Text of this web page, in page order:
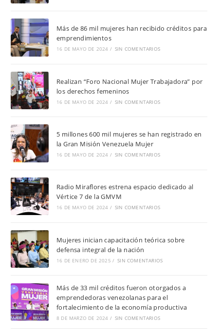
Más de 86 mil mujeres han recibido créditos para
emprendimientos
16 DE MAYO DE 2024 / SIN COMENTARIOS
Realizan “Foro Nacional Mujer Trabajadora” por
los derechos femeninos
16 DE MAYO DE 2024 / SIN COMENTARIOS
5 millones 600 mil mujeres se han registrado en
la Gran Misión Venezuela Mujer
16 DE MAYO DE 2024 / SIN COMENTARIOS
Radio Miraflores estrena espacio dedicado al
Vértice 7 de la GMVM
16 DE MAYO DE 2024 / SIN COMENTARIOS
Mujeres inician capacitación teórica sobre
defensa integral de la nación
16 DE ENERO DE 2025 / SIN COMENTARIOS
Más de 33 mil créditos fueron otorgados a
emprendedoras venezolanas para el
fortalecimiento de la economía productiva
8 DE MARZO DE 2024 / SIN COMENTARIOS